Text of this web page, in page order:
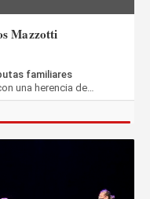
Mazzotti
familiares
una herencia de…